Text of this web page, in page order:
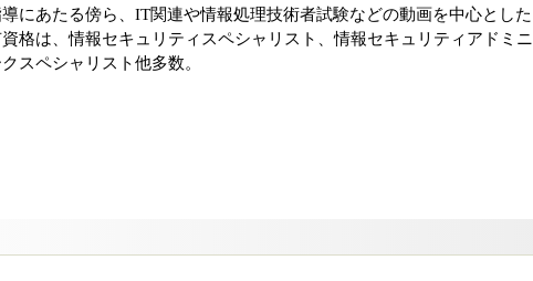
にあたる傍ら、IT関連や情報処理技術者試験などの動画を中心とした
格は、情報セキュリティスペシャリスト、情報セキュリティアドミニ
スペシャリスト他多数。